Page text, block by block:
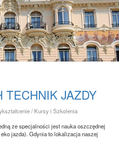
TECHNIK JAZDY
/ Kursy i Szkolenia
ze specjalności jest nauka oszczędnej
jazda). Gdynia to lokalizacja naszej